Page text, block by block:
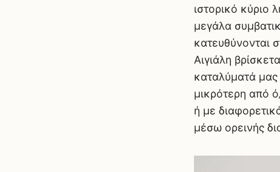
ιστορικό κύριο
μεγάλα
κατευθύνονται
Αιγιάλη
καταλύματά
μικρότερη από
ή με
μέσω ορεινής